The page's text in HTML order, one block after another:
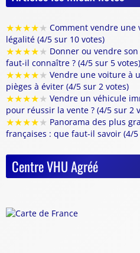
★★★★★ Comment vendre
légalité (4/5 sur 10 votes)
★★★★★ Donner ou vendre
faut-il connaître ? (4/5 sur 5 votes)
★★★★★ Vendre une voiture à
pièges à éviter (4/5 sur 2 votes)
★★★★★ Vendre un véhicule
pour réussir la vente ? (4/5 sur 2
★★★★★ Panorama des plus
françaises : que faut-il savoir (4/
Centre VHU Agréé